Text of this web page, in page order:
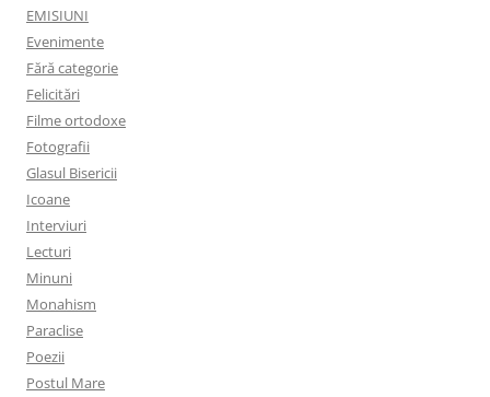
EMISIUNI
Evenimente
Fără categorie
Felicitări
Filme ortodoxe
Fotografii
Glasul Bisericii
Icoane
Interviuri
Lecturi
Minuni
Monahism
Paraclise
Poezii
Postul Mare